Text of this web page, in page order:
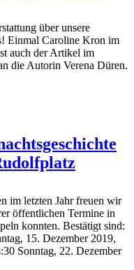
über unsere
Einmal Caroline Kron im
auch der Artikel im
die Autorin Verena Düren.
im letzten Jahr freuen wir
öffentlichen Termine in
konnten. Bestätigt sind:
15. Dezember 2019,
Sonntag, 22. Dezember